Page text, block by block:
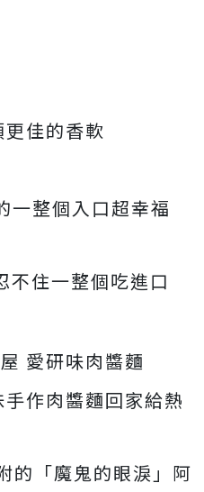
佳的香軟
一整個入口超幸福
不住一整個吃進口
作肉醬麵回家給熱
的「魔鬼的眼淚」阿